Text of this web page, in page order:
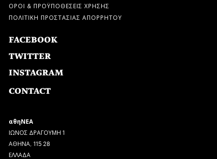
ΟΡΟΙ & ΠΡΟΫΠΟΘΕΣΕΙΣ ΧΡΗΣΗΣ
ΠΟΛΙΤΙΚΗ ΠΡΟΣΤΑΣΙΑΣ ΑΠΟΡΡΗΤΟΥ
FACEBOOK
TWITTER
INSTAGRAM
CONTACT
αθηΝΕΑ
ΙΩΝΟΣ ΔΡΑΓΟΥΜΗ 1
ΑΘΗΝΑ, 115 28
ΕΛΛΑΔΑ